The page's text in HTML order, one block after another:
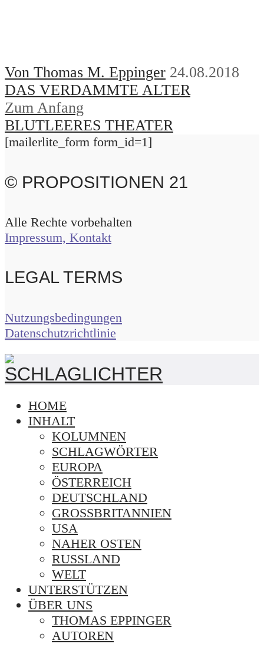
Von Thomas M. Eppinger 24.08.2018
DAS VERDAMMTE ALTER
Zum Anfang
BLUTLEERES THEATER
[mailerlite_form form_id=1]
© PROPOSITIONEN 21
Alle Rechte vorbehalten
Impressum, Kontakt
LEGAL TERMS
Nutzungsbedingungen
Datenschutzrichtlinie
HOME
INHALT
KOLUMNEN
SCHLAGWÖRTER
EUROPA
ÖSTERREICH
DEUTSCHLAND
GROSSBRITANNIEN
USA
NAHER OSTEN
RUSSLAND
WELT
UNTERSTÜTZEN
ÜBER UNS
THOMAS EPPINGER
AUTOREN